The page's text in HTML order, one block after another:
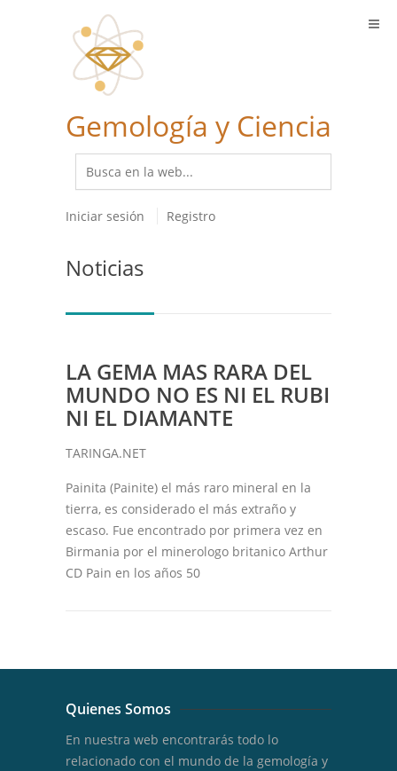
Gemología y Ciencia
Iniciar sesión Registro
Noticias
LA GEMA MAS RARA DEL
MUNDO NO ES NI EL RUBI
NI EL DIAMANTE
TARINGA.NET
Painita (Painite) el más raro mineral en la
tierra, es considerado el más extraño y
escaso. Fue encontrado por primera vez en
Birmania por el minerologo britanico Arthur
CD Pain en los años 50
Quienes Somos
En nuestra web encontrarás todo lo
relacionado con el mundo de la gemología y